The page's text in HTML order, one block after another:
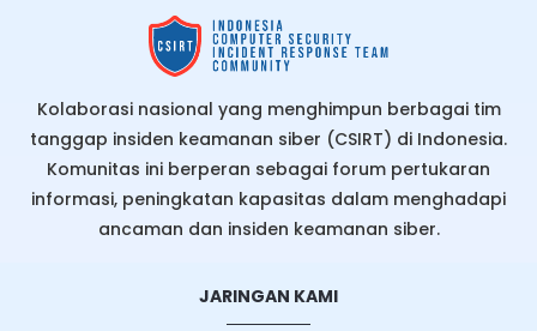
Kolaborasi nasional yang menghimpun berbagai tim
tanggap insiden keamanan siber (CSIRT) di Indonesia.
Komunitas ini berperan sebagai forum pertukaran
informasi, peningkatan kapasitas dalam menghadapi
ancaman dan insiden keamanan siber.
JARINGAN KAMI